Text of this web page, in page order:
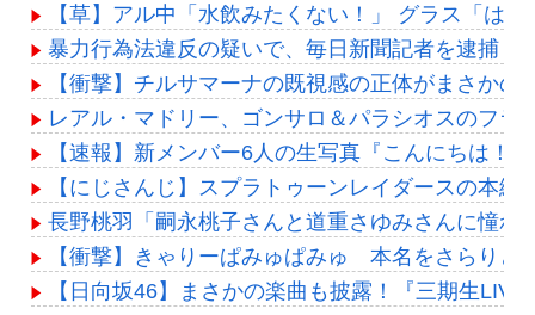
【草】アル中「水飲みたくない！」 グラス「はい
暴力行為法違反の疑いで、毎日新聞記者を逮捕
【衝撃】チルサマーナの既視感の正体がまさかの
レアル・マドリー、ゴンサロ＆パラシオスのフラ
【速報】新メンバー6人の生写真『こんにちは！
【にじさんじ】スプラトゥーンレイダースの本
長野桃羽「嗣永桃子さんと道重さゆみさんに憧
【衝撃】きゃりーぱみゅぱみゅ 本名をさらりと
【日向坂46】まさかの楽曲も披露！『三期生